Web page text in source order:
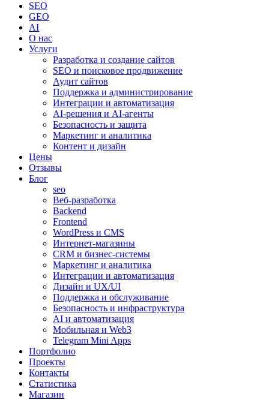
SEO
GEO
AI
О нас
Услуги
Разработка и создание сайтов
SEO и поисковое продвижение
Аудит сайтов
Поддержка и администрирование
Интеграции и автоматизация
AI-решения и AI-агенты
Безопасность и защита
Маркетинг и аналитика
Контент и дизайн
Цены
Отзывы
Блог
seo
Веб-разработка
Backend
Frontend
WordPress и CMS
Интернет-магазины
CRM и бизнес-системы
Маркетинг и аналитика
Интеграции и автоматизация
Дизайн и UX/UI
Поддержка и обслуживание
Безопасность и инфраструктура
AI и автоматизация
Мобильная и Web3
Telegram Mini Apps
Портфолио
Проекты
Контакты
Статистика
Магазин